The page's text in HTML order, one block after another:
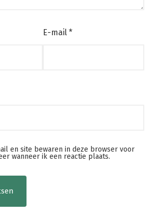
E-mail *
en site bewaren in deze browser voor
wanneer ik een reactie plaats.